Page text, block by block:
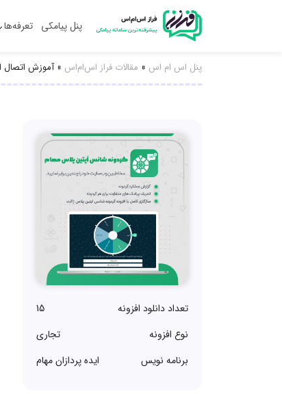
پنل پیامکی تعرفه‌ها
پنل اس ام اس » مقالات فراز اس‌ام‌اس »آموزش اتصال
تعداد دانلود افزونه
15
نوع افزونه
تجاری
برنامه نویس
ایده پردازان مهام